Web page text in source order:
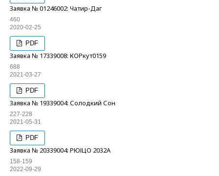
Заявка № 01246002: Чатир-Даг
460
2020-02-25
PDF
Заявка № 17339008: КОРкут0159
688
2021-03-27
PDF
Заявка № 19339004: Солодкий Сон
227-228
2021-05-31
PDF
Заявка № 20339004: РЮІЦО 2032А
158-159
2022-09-29